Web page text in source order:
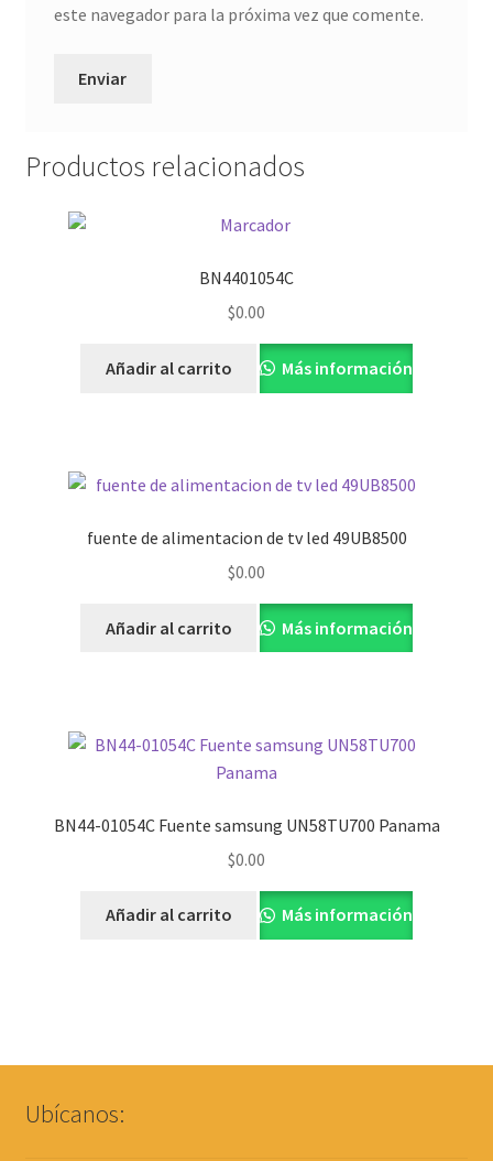
este navegador para la próxima vez que comente.
Productos relacionados
BN4401054C
$0.00
Añadir al carrito Más información
fuente de alimentacion de tv led 49UB8500
$0.00
Añadir al carrito Más información
BN44-01054C Fuente samsung UN58TU700 Panama
$0.00
Añadir al carrito Más información
Ubícanos: